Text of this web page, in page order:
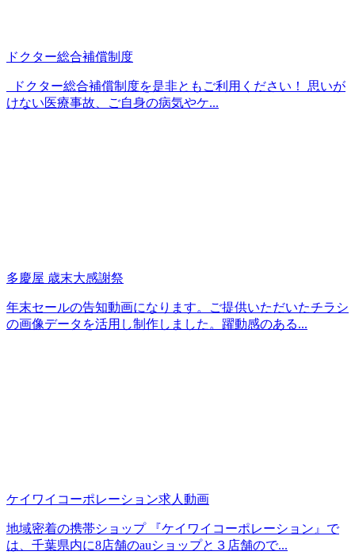
ドクター総合補償制度
ドクター総合補償制度を是非ともご利用ください！ 思いが
けない医療事故、ご自身の病気やケ...
多慶屋 歳末大感謝祭
年末セールの告知動画になります。ご提供いただいたチラシ
の画像データを活用し制作しました。躍動感のある...
ケイワイコーポレーション求人動画
地域密着の携帯ショップ 『ケイワイコーポレーション』で
は、千葉県内に8店舗のauショップと３店舗ので...